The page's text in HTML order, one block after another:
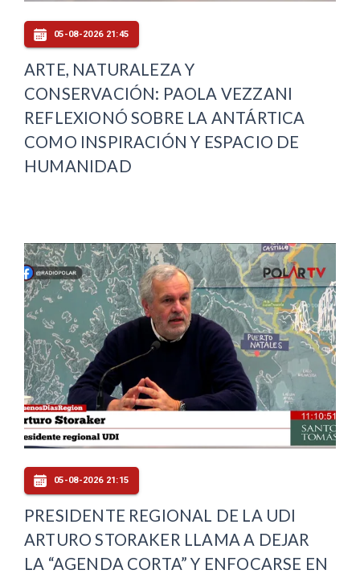
05-08-2026 21:45
ARTE, NATURALEZA Y
CONSERVACIÓN: PAOLA VEZZANI
REFLEXIONÓ SOBRE LA ANTÁRTICA
COMO INSPIRACIÓN Y ESPACIO DE
HUMANIDAD
05-08-2026 21:15
PRESIDENTE REGIONAL DE LA UDI
ARTURO STORAKER LLAMA A DEJAR
LA “AGENDA CORTA” Y ENFOCARSE EN